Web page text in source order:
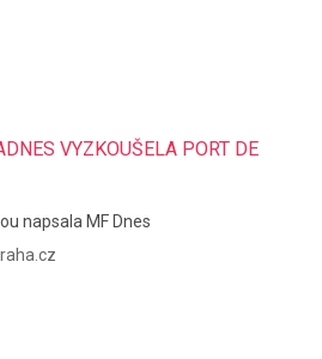
VYZKOUŠELA PORT DE
napsala MF Dnes